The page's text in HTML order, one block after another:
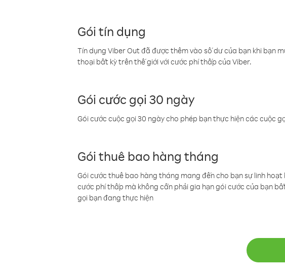
Gói tín dụng
Tín dụng Viber Out đã được thêm vào số dư của bạn khi bạn
thoại bất kỳ trên thế giới với cước phí thấp của Viber.
Gói cước gọi 30 ngày
Gói cước cuộc gọi 30 ngày cho phép bạn thực hiện các cuộc
Gói thuê bao hàng tháng
Gói cước thuê bao hàng tháng mang đến cho bạn sự linh
cước phí thấp mà không cần phải gia hạn gói cước của bạn
gọi bạn đang thực hiện